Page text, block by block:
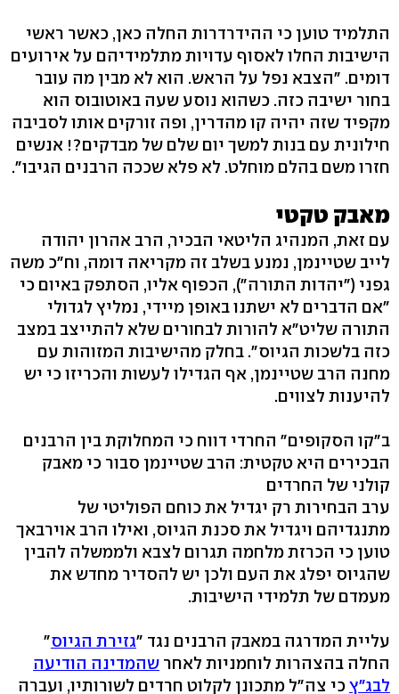
התלמיד טוען כי ההידרדרות החלה כאן, כאשר ראשי
הישיבות החלו לאסוף עדויות מתלמידיהם על אירועים
דומים. "הצבא נפל על הראש. הוא לא מבין מה עובר
בחור ישיבה כזה. כשהוא נוסע שעה באוטובוס הוא
מקפיד שזה יהיה קו מהדרין, ופה זורקים אותו לסביבה
חילונית עם בנות למשך יום שלם של מבדקים?! אנשים
חזרו משם בהלם מוחלט. לא פלא שככה הרבנים הגיבו".
מאבק טקטי
עם זאת, המנהיג הליטאי הבכיר, הרב אהרון יהודה
לייב שטיינמן, נמנע בשלב זה מקריאה דומה, וח"כ משה
גפני ("יהדות התורה"), הכפוף אליו, הסתפק באיום כי
"אם הדברים לא ישתנו באופן מיידי, נמליץ לגדולי
התורה שליט"א להורות לבחורים שלא להתייצב במצב
כזה בלשכות הגיוס". בחלק מהישיבות המזוהות עם
מחנה הרב שטיינמן, אף הגדילו לעשות והכריזו כי יש
להיענות לצווים.
ב"קו הסקופים" החרדי דווח כי המחלוקת בין הרבנים
הבכירים היא טקטית: הרב שטיינמן סבור כי מאבק
קולני של החרדים
ערב הבחירות רק יגדיל את כוחם הפוליטי של
מתנגדיהם ויגדיל את סכנת הגיוס, ואילו הרב אוירבאך
טוען כי הכרזת מלחמה תגרום לצבא ולממשלה להבין
שהגיוס יפלג את העם ולכן יש להסדיר מחדש את
מעמדם של תלמידי הישיבות.
עליית המדרגה במאבק הרבנים נגד "גזירת הגיוס"
החלה בהצהרות לוחמניות לאחר שהמדינה הודיעה
לבג"ץכי צה"ל מתכונן לקלוט חרדים לשורותיו, ועברה